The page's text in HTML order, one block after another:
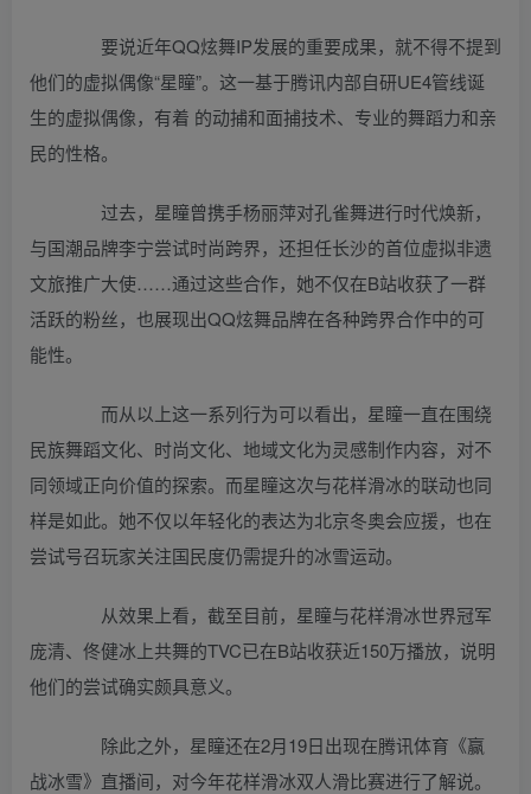
要说近年QQ炫舞IP发展的重要成果，就不得不提到
他们的虚拟偶像“星瞳”。这一基于腾讯内部自研UE4管线诞
生的虚拟偶像，有着 的动捕和面捕技术、专业的舞蹈力和亲
民的性格。
过去，星瞳曾携手杨丽萍对孔雀舞进行时代焕新，
与国潮品牌李宁尝试时尚跨界，还担任长沙的首位虚拟非遗
文旅推广大使……通过这些合作，她不仅在B站收获了一群
活跃的粉丝，也展现出QQ炫舞品牌在各种跨界合作中的可
能性。
而从以上这一系列行为可以看出，星瞳一直在围绕
民族舞蹈文化、时尚文化、地域文化为灵感制作内容，对不
同领域正向价值的探索。而星瞳这次与花样滑冰的联动也同
样是如此。她不仅以年轻化的表达为北京冬奥会应援，也在
尝试号召玩家关注国民度仍需提升的冰雪运动。
从效果上看，截至目前，星瞳与花样滑冰世界冠军
庞清、佟健冰上共舞的TVC已在B站收获近150万播放，说明
他们的尝试确实颇具意义。
除此之外，星瞳还在2月19日出现在腾讯体育《赢
战冰雪》直播间，对今年花样滑冰双人滑比赛进行了解说。